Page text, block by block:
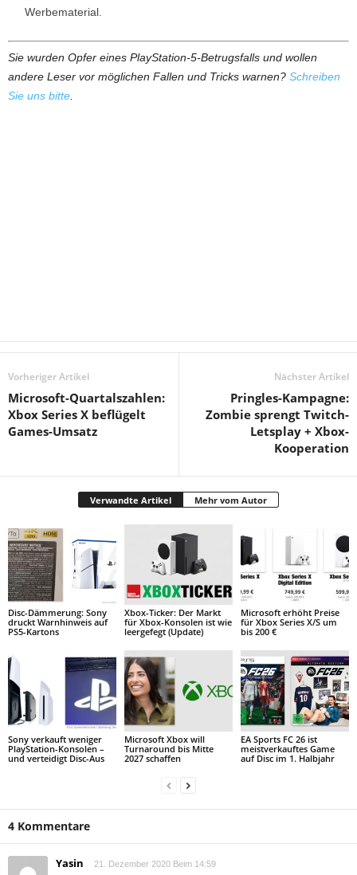
Werbematerial.
Sie wurden Opfer eines PlayStation-5-Betrugsfalls und wollen
andere Leser vor möglichen Fallen und Tricks warnen? Schreiben
Sie uns bitte
Vorheriger Artikel
Microsoft-Quartalszahlen:
Xbox Series X beflügelt
Games-Umsatz
Nächster Artikel
Pringles-Kampagne:
Zombie sprengt Twitch-
Letsplay + Xbox-
Kooperation
Verwandte Artikel Mehr vom Autor
Disc-Dämmerung: Sony
druckt Warnhinweis auf
PS5-Kartons
Xbox-Ticker: Der Markt
für Xbox-Konsolen ist wie
leergefegt (Update)
Microsoft erhöht Preise
für Xbox Series X/S um
bis 200 €
Sony verkauft weniger
PlayStation-Konsolen –
und verteidigt Disc-Aus
Microsoft Xbox will
Turnaround bis Mitte
2027 schaffen
EA Sports FC 26 ist
meistverkauftes Game
auf Disc im 1. Halbjahr
4 Kommentare
Yasin 21. Dezember 2020 Beim 14:59